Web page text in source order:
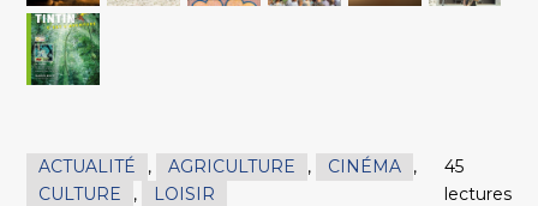
ACTUALITÉ , AGRICULTURE , CINÉMA
,
CULTURE
, LOISIR
45
lectures